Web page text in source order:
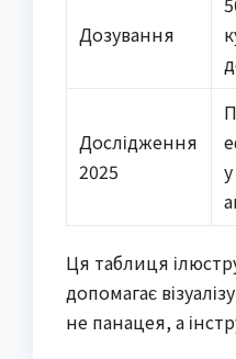
Дозування
Дослідження
2025
Ця таблиця
допомагає
не панацея, а